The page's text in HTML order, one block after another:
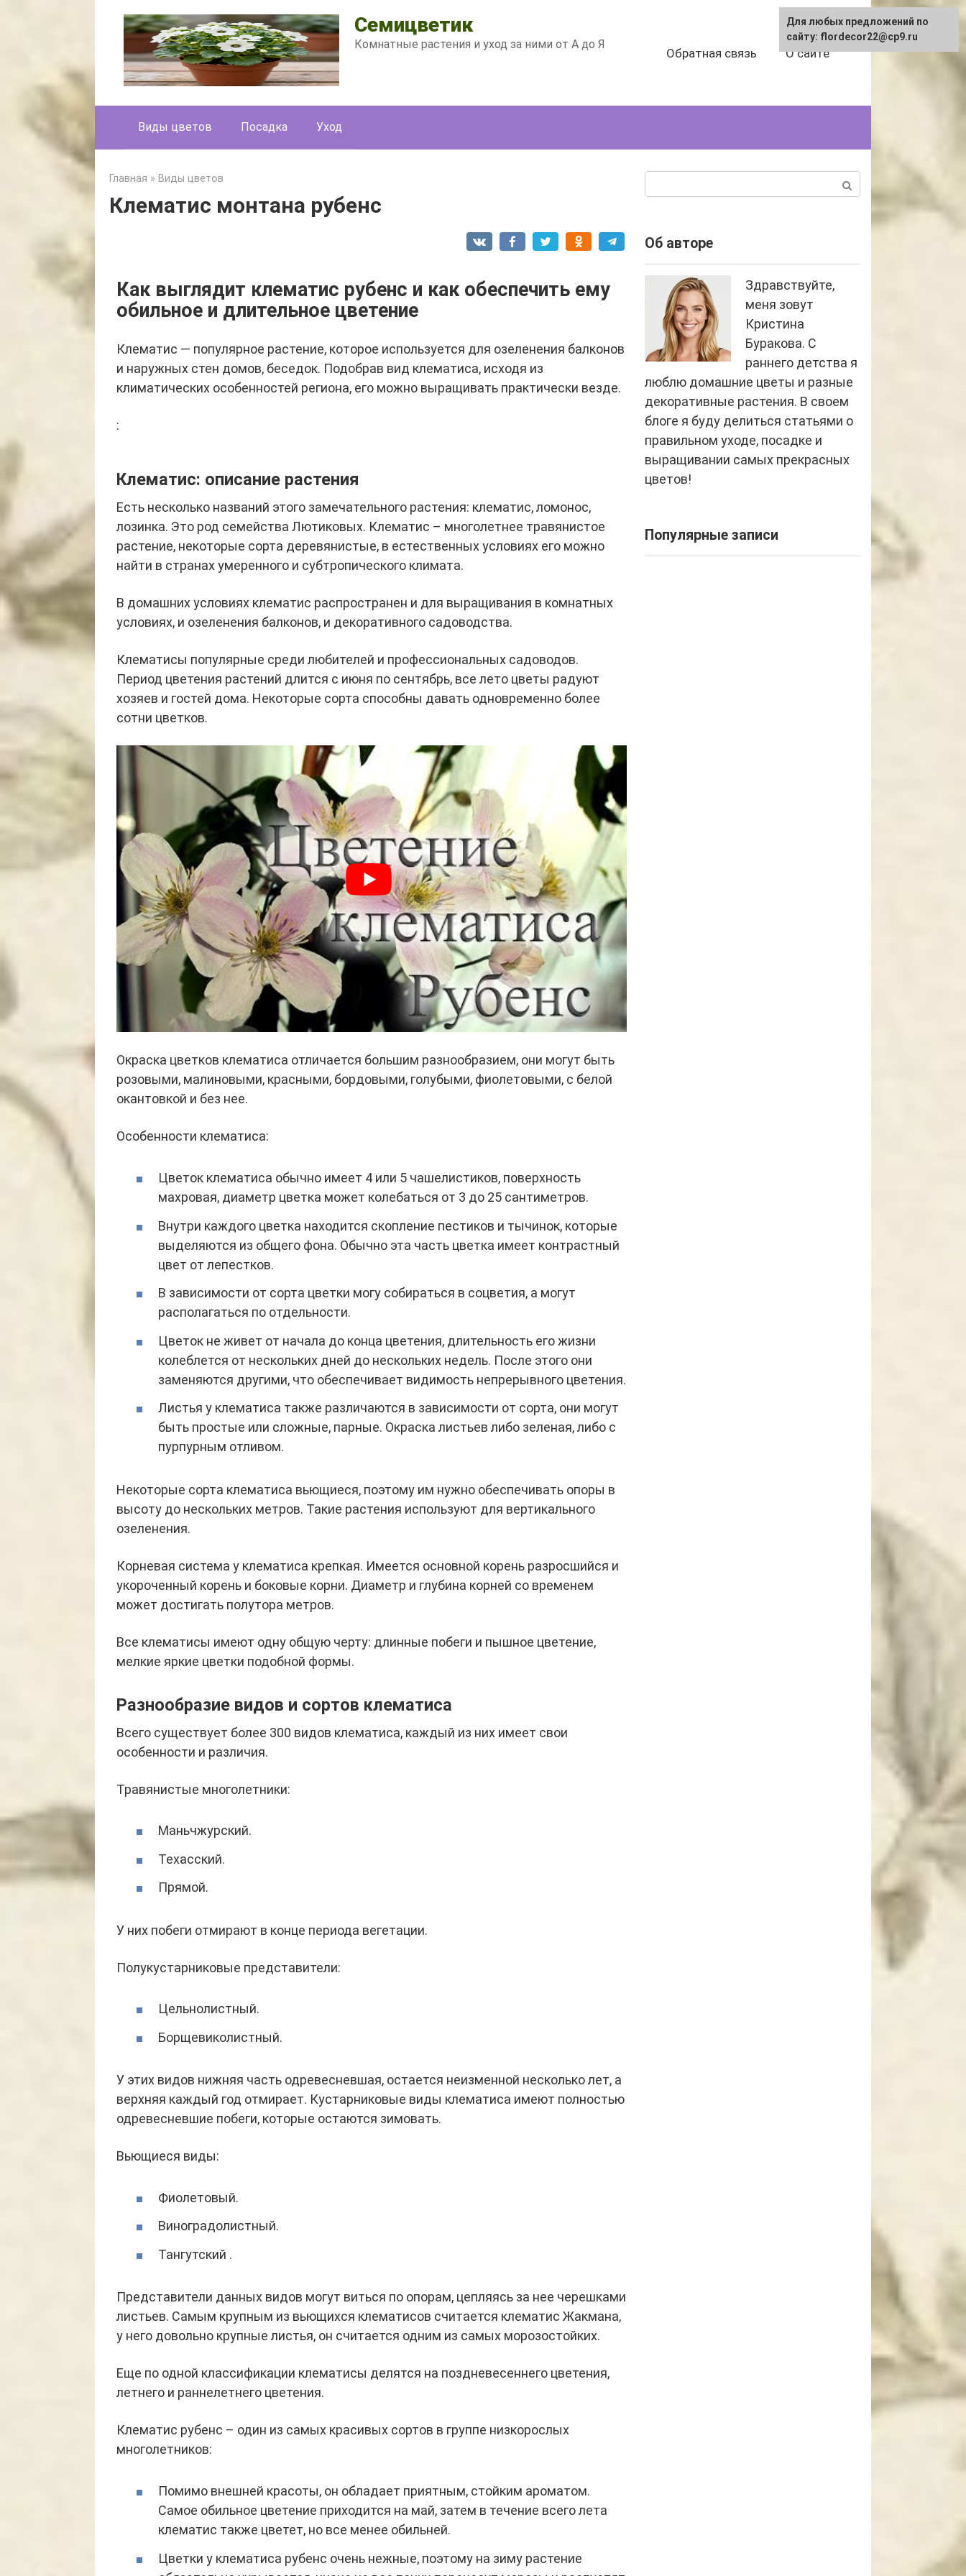
Семицветик
Комнатные растения и уход за ними от А до Я
Обратная связь О сайте
Виды цветов Посадка Уход
Главная » Виды цветов
Клематис монтана рубенс
Как выглядит клематис рубенс и как обеспечить ему
обильное и длительное цветение
Клематис — популярное растение, которое используется для озеленения балконов
и наружных стен домов, беседок. Подобрав вид клематиса, исходя из
климатических особенностей региона, его можно выращивать практически везде.
:
Клематис: описание растения
Есть несколько названий этого замечательного растения: клематис, ломонос,
лозинка. Это род семейства Лютиковых. Клематис – многолетнее травянистое
растение, некоторые сорта деревянистые, в естественных условиях его можно
найти в странах умеренного и субтропического климата.
В домашних условиях клематис распространен и для выращивания в комнатных
условиях, и озеленения балконов, и декоративного садоводства.
Клематисы популярные среди любителей и профессиональных садоводов.
Период цветения растений длится с июня по сентябрь, все лето цветы радуют
хозяев и гостей дома. Некоторые сорта способны давать одновременно более
сотни цветков.
Окраска цветков клематиса отличается большим разнообразием, они могут быть
розовыми, малиновыми, красными, бордовыми, голубыми, фиолетовыми, с белой
окантовкой и без нее.
Особенности клематиса:
Цветок клематиса обычно имеет 4 или 5 чашелистиков, поверхность
махровая, диаметр цветка может колебаться от 3 до 25 сантиметров.
Внутри каждого цветка находится скопление пестиков и тычинок, которые
выделяются из общего фона. Обычно эта часть цветка имеет контрастный
цвет от лепестков.
В зависимости от сорта цветки могу собираться в соцветия, а могут
располагаться по отдельности.
Цветок не живет от начала до конца цветения, длительность его жизни
колеблется от нескольких дней до нескольких недель. После этого они
заменяются другими, что обеспечивает видимость непрерывного цветения.
Листья у клематиса также различаются в зависимости от сорта, они могут
быть простые или сложные, парные. Окраска листьев либо зеленая, либо с
пурпурным отливом.
Некоторые сорта клематиса вьющиеся, поэтому им нужно обеспечивать опоры в
высоту до нескольких метров. Такие растения используют для вертикального
озеленения.
Корневая система у клематиса крепкая. Имеется основной корень разросшийся и
укороченный корень и боковые корни. Диаметр и глубина корней со временем
может достигать полутора метров.
Все клематисы имеют одну общую черту: длинные побеги и пышное цветение,
мелкие яркие цветки подобной формы.
Разнообразие видов и сортов клематиса
Всего существует более 300 видов клематиса, каждый из них имеет свои
особенности и различия.
Травянистые многолетники:
Маньчжурский.
Техасский.
Прямой.
У них побеги отмирают в конце периода вегетации.
Полукустарниковые представители:
Цельнолистный.
Борщевиколистный.
У этих видов нижняя часть одревесневшая, остается неизменной несколько лет, а
верхняя каждый год отмирает. Кустарниковые виды клематиса имеют полностью
одревесневшие побеги, которые остаются зимовать.
Вьющиеся виды:
Фиолетовый.
Виноградолистный.
Тангутский .
Представители данных видов могут виться по опорам, цепляясь за нее черешками
листьев. Самым крупным из вьющихся клематисов считается клематис Жакмана,
у него довольно крупные листья, он считается одним из самых морозостойких.
Еще по одной классификации клематисы делятся на поздневесеннего цветения,
летнего и раннелетнего цветения.
Клематис рубенс – один из самых красивых сортов в группе низкорослых
многолетников:
Помимо внешней красоты, он обладает приятным, стойким ароматом.
Самое обильное цветение приходится на май, затем в течение всего лета
клематис также цветет, но все менее обильней.
Цветки у клематиса рубенс очень нежные, поэтому на зиму растение
Об авторе
Здравствуйте,
меня зовут
Кристина
Буракова. С
раннего детства я
люблю домашние цветы и разные
декоративные растения. В своем
блоге я буду делиться статьями о
правильном уходе, посадке и
выращивании самых прекрасных
цветов!
Популярные записи
Для любых предложений по
сайту: flordecor22@cp9.ru